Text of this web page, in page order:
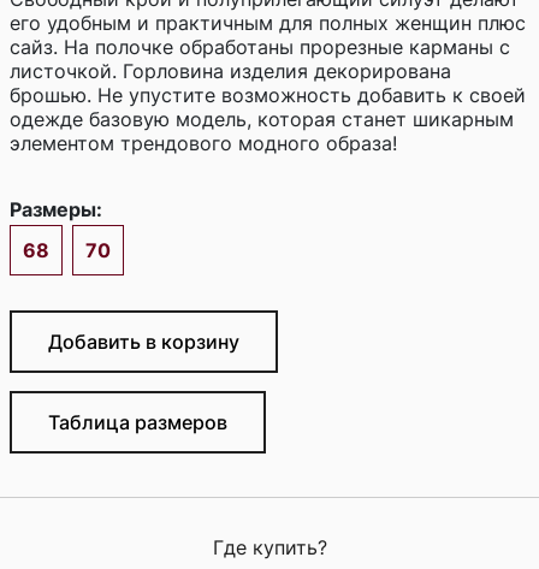
его удобным и практичным для полных женщин плюс
сайз. На полочке обработаны прорезные карманы с
листочкой. Горловина изделия декорирована
брошью. Не упустите возможность добавить к своей
одежде базовую модель, которая станет шикарным
элементом трендового модного образа!
Размеры:
68
70
Добавить в корзину
Таблица размеров
Где купить?